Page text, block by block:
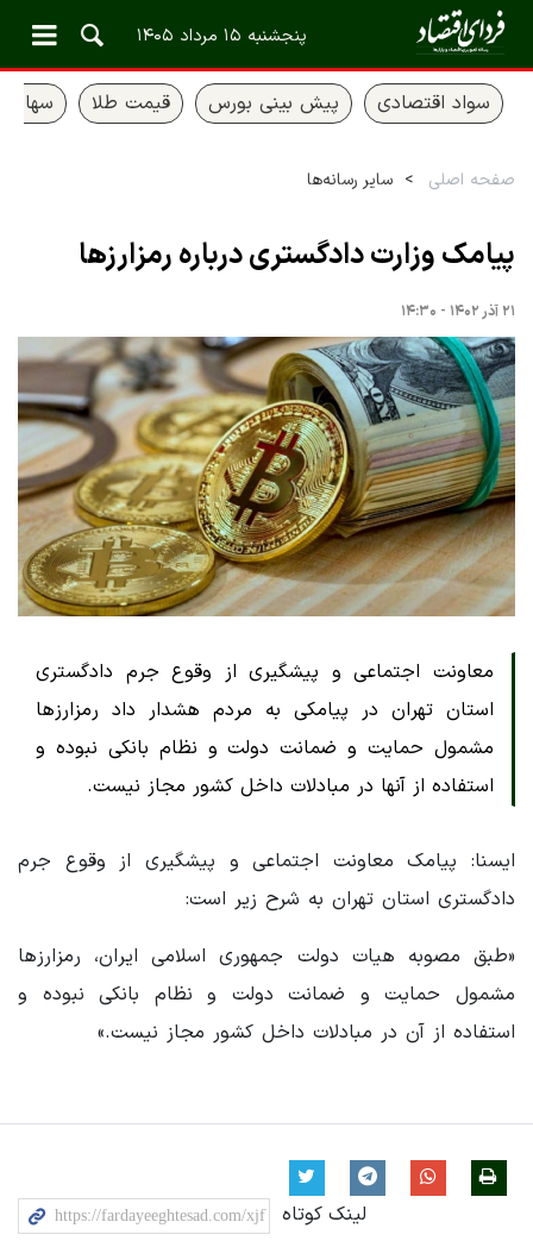
پنجشنبه ۱۵ مرداد ۱۴۰۵
سواد اقتصادی پیش بینی بورس قیمت طلا سهام
صفحه اصلی سایر رسانه‌ها
پیامک وزارت دادگستری درباره رمزارزها
۲۱ آذر ۱۴۰۲ - ۱۴:۳۰
معاونت اجتماعی و پیشگیری از وقوع جرم دادگستری
استان تهران در پیامکی به مردم هشدار داد رمزارزها
مشمول حمایت و ضمانت دولت و نظام بانکی نبوده و
استفاده از آنها در مبادلات داخل کشور مجاز نیست.
ایسنا: پیامک معاونت اجتماعی و پیشگیری از وقوع جرم
دادگستری استان تهران به شرح زیر است:
«طبق مصوبه هیات دولت جمهوری اسلامی ایران، رمزارزها
مشمول حمایت و ضمانت دولت و نظام بانکی نبوده و
استفاده از آن در مبادلات داخل کشور مجاز نیست.»
لینک کوتاه